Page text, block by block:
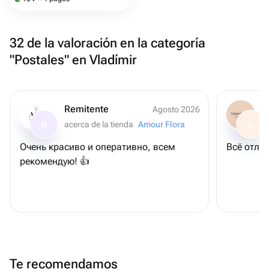
32 de la valoración en la categoría
"Postales" en Vladímir
Remitente
Agosto 2026
acerca de la tienda Amour Flora
Очень красиво и оперативно, всем
рекомендую! 👍
S
Всё
Te recomendamos